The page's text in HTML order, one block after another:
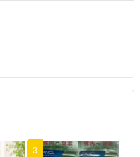
3